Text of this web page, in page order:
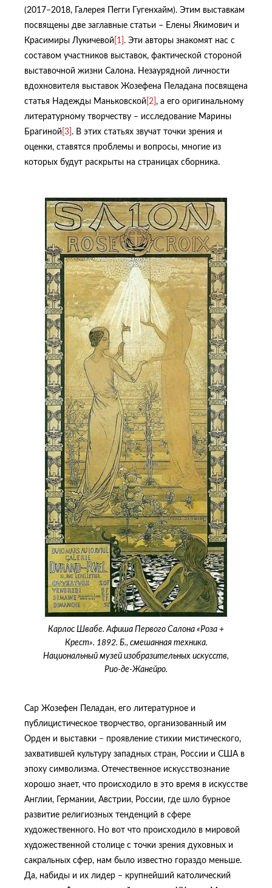
(2017−2018, Галерея Пегги Гугенхайм). Этим выставкам
посвящены две заглавные статьи – Елены Якимович и
Красимиры Лукичевой [1] . Эти авторы знакомят нас с
составом участников выставок, фактической стороной
выставочной жизни Салона. Незаурядной личности
вдохновителя выставок Жозефена Пеладана посвящена
статья Надежды Маньковской [2] , а его оригинальному
литературному творчеству – исследование Марины
Брагиной [3] . В этих статьях звучат точки зрения и
оценки, ставятся проблемы и вопросы, многие из
которых будут раскрыты на страницах сборника.
Карлос Швабе. Афиша Первого Салона «Роза +
Крест». 1892. Б., смешанная техника.
Национальный музей изобразительных искусств,
Рио-де-Жанейро.
Сар Жозефен Пеладан, его литературное и
публицистическое творчество, организованный им
Орден и выставки − проявление стихии мистического,
захватившей культуру западных стран, России и США в
эпоху символизма. Отечественное искусствознание
хорошо знает, что происходило в это время в искусстве
Англии, Германии, Австрии, России, где шло бурное
развитие религиозных тенденций в сфере
художественного. Но вот что происходило в мировой
художественной столице с точки зрения духовных и
сакральных сфер, нам было известно гораздо меньше.
Да, набиды и их лидер – крупнейший католический